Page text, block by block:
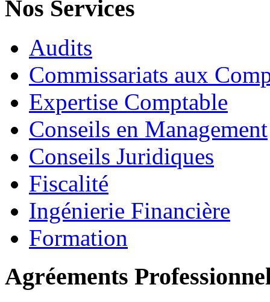
Nos Services
Audits
Commissariats aux
Expertise Comptable
Conseils en Management
Conseils Juridiques
Fiscalité
Ingénierie Financière
Formation
Agréements